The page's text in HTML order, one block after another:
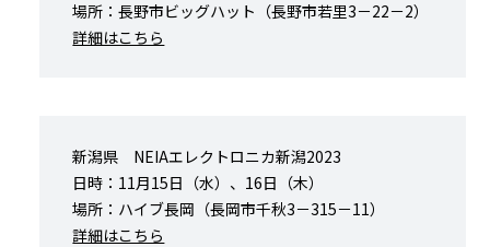
場所：長野市ビッグハット（長野市若里3－22－2）
詳細はこちら
新潟県 NEIAエレクトロニカ新潟2023
日時：11月15日（水）、16日（木）
場所：ハイブ長岡（長岡市千秋3－315－11）
詳細はこちら